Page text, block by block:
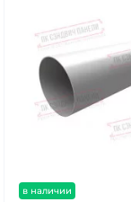
в наличии